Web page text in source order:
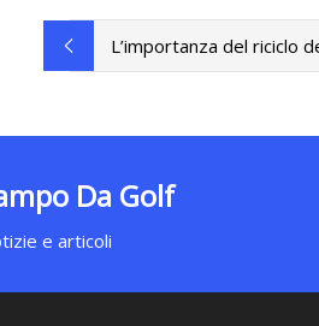
L’importanza del riciclo
Da Golf
e articoli